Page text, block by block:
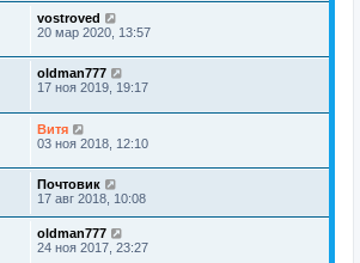
vostroved
20 мар 2020, 13:57
oldman777
17 ноя 2019, 19:17
Витя
03 ноя 2018, 12:10
Почтовик
17 авг 2018, 10:08
oldman777
24 ноя 2017, 23:27